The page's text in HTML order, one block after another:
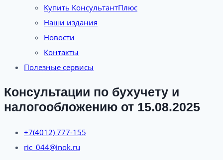
Купить КонсультантПлюс
Наши издания
Новости
Контакты
Полезные сервисы
Консультации по бухучету и
налогообложению от 15.08.2025
+7(4012) 777-155
ric_044@inok.ru